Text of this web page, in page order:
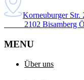
Korneuburger Str.
2102 Bisamberg
MENU
Über uns